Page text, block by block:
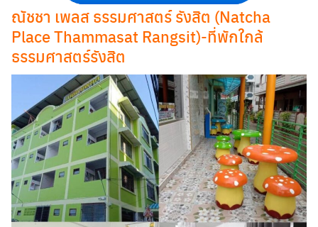
ณัชชา เพลส ธรรมศาสตร์ รังสิต (Natcha
Place Thammasat Rangsit)-ที่พักใกล้
ธรรมศาสตร์รังสิต